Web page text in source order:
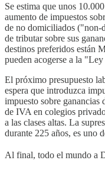
Se estima que unos
aumento de impuestos
de no domiciliados ("non-
de tributar sobre sus
destinos preferidos están
pueden acogerse a la
El próximo presupuesto
espera que introduzca
impuesto sobre
de IVA en colegios
a las clases altas. La
durante 225 años, es uno
Al final, todo el mundo a